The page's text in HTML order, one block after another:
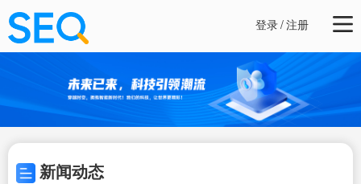
登录/注册
新闻动态